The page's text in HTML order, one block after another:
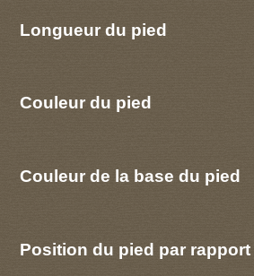
Longueur du pied
Couleur du pied
Couleur de la base du pied
Position du pied par